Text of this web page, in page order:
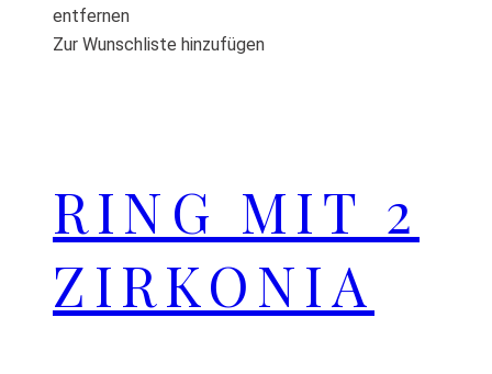
entfernen
Zur Wunschliste hinzufügen
RING MIT 2
ZIRKONIA